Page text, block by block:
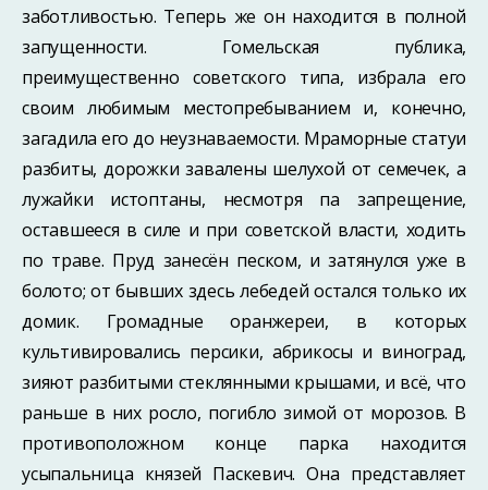
заботливостью. Теперь же он находится в полной
запущенности. Гомельская публика,
преимущественно советского типа, избрала его
своим люби­мым местопребыванием и, конечно,
загадила его до неузнаваемости. Мраморные статуи
разбиты, дорожки завалены шелухой от семечек, а
лужайки истоптаны, не­смотря па запрещение,
оставшееся в силе и при советской власти, ходить
по траве. Пруд занесён песком, и затянулся уже в
болото; от бывших здесь лебедей остал­ся только их
домик. Громадные оранжереи, в которых
культивировались персики, абрикосы и виноград,
зияют разбитыми стеклянными крышами, и всё, что
раньше в них росло, погибло зимой от морозов. В
противоположном конце парка находится
усыпальница князей Паскевич. Она представляет